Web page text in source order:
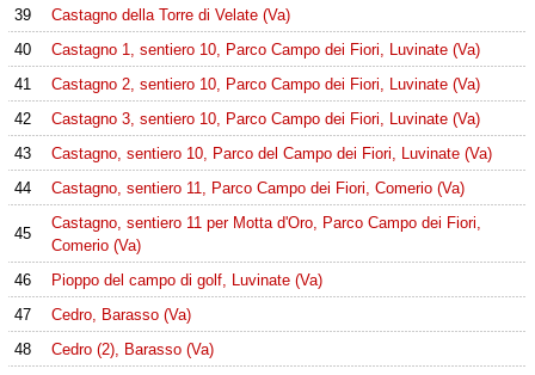
39
Castagno della Torre di Velate (Va)
40
Castagno 1, sentiero 10, Parco Campo dei Fiori, Luvinate (Va)
41
Castagno 2, sentiero 10, Parco Campo dei Fiori, Luvinate (Va)
42
Castagno 3, sentiero 10, Parco Campo dei Fiori, Luvinate (Va)
43
Castagno, sentiero 10, Parco del Campo dei Fiori, Luvinate (Va)
44
Castagno, sentiero 11, Parco Campo dei Fiori, Comerio (Va)
45
Castagno, sentiero 11 per Motta d'Oro, Parco Campo dei Fiori,
Comerio (Va)
46
Pioppo del campo di golf, Luvinate (Va)
47
Cedro, Barasso (Va)
48
Cedro (2), Barasso (Va)